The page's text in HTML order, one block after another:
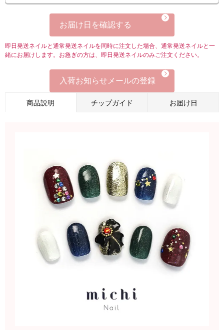
お届け日を確認する
即日発送ネイルと通常発送ネイルを同時に注文した場合、通常発送ネイルと一
緒にお届けします。お急ぎの方は、即日発送ネイルのみご注文ください。
入荷お知らせメールの登録
商品説明 チップガイド お届け日